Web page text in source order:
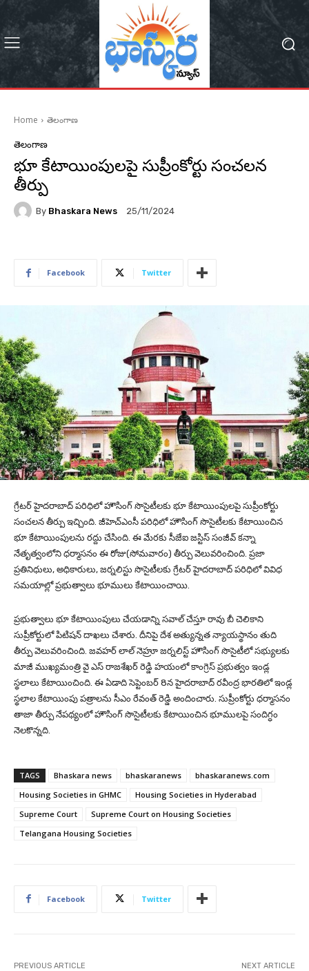
Home తెలంగాణ
తెలంగాణ
భూ కేటాయింపులపై సుప్రీంకోర్టు సంచలన
తీర్పు
By Bhaskara News 25/11/2024
Facebook Twitter
గ్రేటర్ హైదరాబాద్ పరిధిలో హౌసింగ్‌ సొసైటీలకు భూ కేటాయింపులపై సుప్రీంకోర్టు
సంచలన తీర్పు ఇచ్చింది. జీహెచ్‌ఎంసీ పరిధిలో హౌసింగ్‌ సొసైటీలకు కేటాయించిన
భూ కేటాయింపులను రద్దు చేసింది. ఈ మేరకు సీజేఐ జస్టిస్‌ సంజీవ్‌ కన్నా
నేతృత్వంలోని ధర్మాసనం ఈ రోజు(సోమవారం) తీర్పు వెలువరించింది. ప్రజా
ప్రతినిధులు, అధికారులు, జర్నలిస్టు సొసైటీలకు గ్రేటర్‌ హైదరాబాద్‌ పరిధిలో వివిధ
సమయాల్లో ప్రభుత్వాలు భూములు కేటాయించాయి.
ప్రభుత్వాలు భూ కేటాయింపులు చేయడాన్ని సవాల్‌ చేస్తూ రావు బీ చెలికాని
సుప్రీకోర్టులో పిటిషన్‌ దాఖలు చేశారు. దీనిపై దేశ అత్యున్నత న్యాయస్థానం తుది
తీర్పు వెలువరించింది. జవహర్‌ లాల్‌ నెహ్రూ జర్నలిస్ట్‌ హౌసింగ్‌ సొసైటీలో సభ్యులకు
మాజీ ముఖ్యమంత్రి వై ఎస్ రాజశేఖర్ రెడ్డి హయంలో కాంగ్రెస్‌ ప్రభుత్వం ఇండ్ల
స్థలాలు కేటాయించింది. ఈ ఏడాది సెప్టెంబర్‌ 8న హైదరాబాద్‌ రవీంద్ర భారతిలో ఇండ్ల
స్థలాల కేటాయింపు పత్రాలను సీఎం రేవంత్‌ రెడ్డి అందించారు. సుప్రీంకోర్టు ధర్మాసనం
తాజా తీర్పు నేపథ్యంలో హౌసింగ్‌ సొసైటీలకు కేటాయించిన భూములపై సందిగ్ధం
నెలకొన్నది.
TAGS Bhaskara news bhaskaranews
bhaskaranews.com
Housing Societies in GHMC
Housing Societies in Hyderabad
Supreme Court
Supreme Court on Housing Societies
Telangana Housing Societies
Facebook Twitter
PREVIOUS ARTICLE NEXT ARTICLE